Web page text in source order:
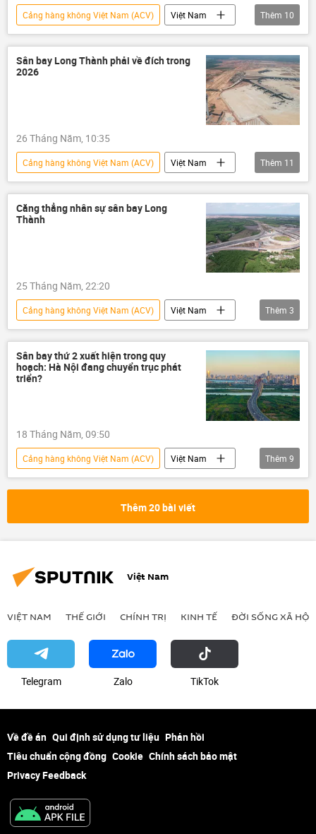
Cảng hàng không Việt Nam (ACV)
Việt Nam
thông tin
Long Thành
Sân bay Long Thành
dự án
Chính phủ
cảng hàng không
hãng hàng không
Thêm 10
Sân bay Long Thành phải về đích trong
2026
26 Tháng Năm, 10:35
Cảng hàng không Việt Nam (ACV)
Việt Nam
thông tin
Long Thành
Sân bay Long Thành
dự án
xây dựng
Cục Hàng không Việt Nam
hãng hàng không
Thêm 11
Căng thẳng nhân sự sân bay Long
Thành
25 Tháng Năm, 22:20
Cảng hàng không Việt Nam (ACV)
Việt Nam
thông tin
Sân bay
Sân bay Long Thành
Thêm 3
Sân bay thứ 2 xuất hiện trong quy
hoạch: Hà Nội đang chuyển trục phát
triển?
18 Tháng Năm, 09:50
Cảng hàng không Việt Nam (ACV)
Việt Nam
thông tin
Hàng Không Việt Nam
Cục Hàng không Việt Nam
hãng hàng không
hàng không
Thêm 9
Thêm 20 bài viết
Việt Nam
VIỆT NAM THẾ GIỚI CHÍNH TRỊ KINH TẾ ĐỜI SỐNG XÃ HỘI
Telegram Zalo ТikТоk
Về đề án Qui định sử dụng tư liệu Phản hồi
Tiêu chuẩn cộng đồng Cookie Chính sách bảo mật
Privacy Feedback